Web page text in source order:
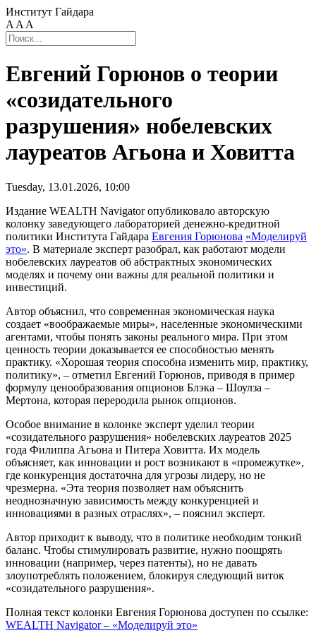
Институт Гайдара
A A A
Евгений Горюнов о теории
«созидательного
разрушения» нобелевских
лауреатов Агьона и Ховитта
Tuesday, 13.01.2026, 10:00
Издание WEALTH Navigator опубликовало авторскую
колонку заведующего лабораторией денежно-кредитной
политики Института Гайдара Евгения Горюнова «Моделируй
это». В материале эксперт разобрал, как работают модели
нобелевских лауреатов об абстрактных экономических
моделях и почему они важны для реальной политики и
инвестиций.
Автор объяснил, что современная экономическая наука
создает «воображаемые миры», населенные экономическими
агентами, чтобы понять законы реального мира. При этом
ценность теории доказывается ее способностью менять
практику. «Хорошая теория способна изменить мир, практику,
политику», – отметил Евгений Горюнов, приводя в пример
формулу ценообразования опционов Блэка – Шоулза –
Мертона, которая переродила рынок опционов.
Особое внимание в колонке эксперт уделил теории
«созидательного разрушения» нобелевских лауреатов 2025
года Филиппа Агьона и Питера Ховитта. Их модель
объясняет, как инновации и рост возникают в «промежутке»,
где конкуренция достаточна для угрозы лидеру, но не
чрезмерна. «Эта теория позволяет нам объяснить
неоднозначную зависимость между конкуренцией и
инновациями в разных отраслях», – пояснил эксперт.
Автор приходит к выводу, что в политике необходим тонкий
баланс. Чтобы стимулировать развитие, нужно поощрять
инновации (например, через патенты), но не давать
злоупотреблять положением, блокируя следующий виток
«созидательного разрушения».
Полная текст колонки Евгения Горюнова доступен по ссылке:
WEALTH Navigator – «Моделируй это»